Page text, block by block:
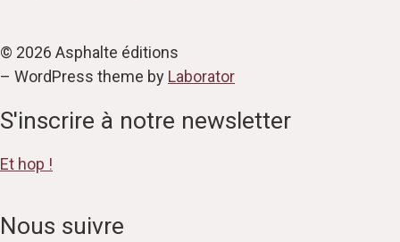
© 2026 Asphalte éditions
– WordPress theme by Laborator
S'inscrire à notre newsletter
Et hop !
Nous suivre